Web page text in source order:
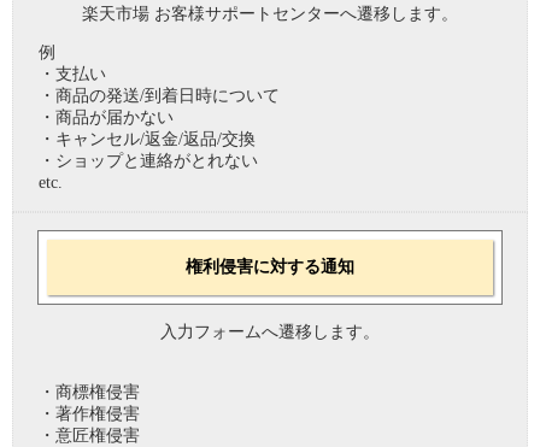
楽天市場 お客様サポートセンターへ遷移します。
例
・支払い
・商品の発送/到着日時について
・商品が届かない
・キャンセル/返金/返品/交換
・ショップと連絡がとれない
etc.
権利侵害に対する通知
入力フォームへ遷移します。
・商標権侵害
・著作権侵害
・意匠権侵害